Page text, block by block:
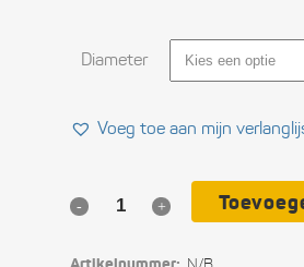
Diameter
Voeg toe aan mijn
Rubberklem